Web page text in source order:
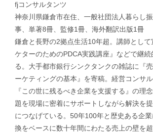
fjコンサルタンツ
神奈川県鎌倉市在住、一般社団法人暮らし
事、単著8冊、監修1冊、海外翻訳出版1冊
鎌倉と長野の2拠点生活10年超。講師とし
ケターのためのPDCA実践講座』などで継
る。大手都市銀行シンクタンクの雑誌に『
ーケティングの基本』を寄稿。経営コンサ
『この世に残るべき企業を支援する』の理
題を現場に密着にサポートしながら解決を
につなげている。50年100年と歴史ある企
換をベースに数十年間にわたる売上の壁を